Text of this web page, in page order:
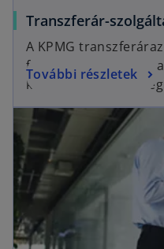
Transzferár-
A KPMG
foglalkozó csoportja
kezelésében nyújt
További részletek